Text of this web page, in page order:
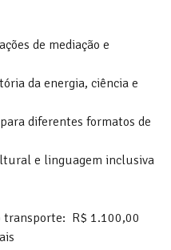
de mediação e
da energia, ciência e
diferentes formatos de
e linguagem inclusiva
R$ 1.100,00